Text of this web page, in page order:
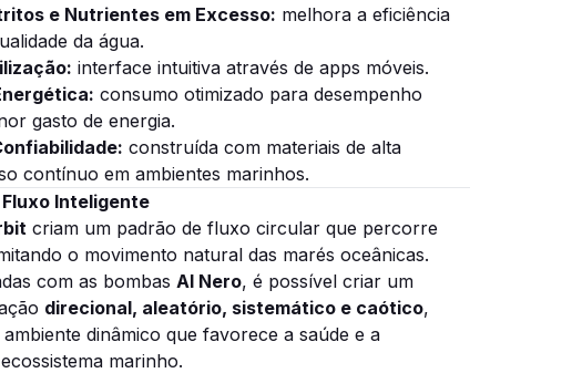
e Nutrientes em Excesso: melhora a eficiência
da água.
interface intuitiva através de apps móveis.
consumo otimizado para desempenho
gasto de energia.
construída com materiais de alta
contínuo em ambientes marinhos.
Inteligente
criam um padrão de fluxo circular que percorre
o movimento natural das marés oceânicas.
com as bombas AI Nero, é possível criar um
direcional, aleatório, sistemático e caótico,
dinâmico que favorece a saúde e a
marinho.